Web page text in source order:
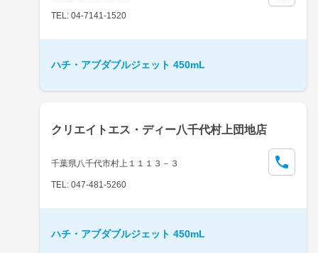
TEL: 04-7141-1520
ハチ・アブダブルジェット 450mL
クリエイトエス・ディー八千代村上団地店
千葉県八千代市村上１１１３－３
TEL: 047-481-5260
ハチ・アブダブルジェット 450mL